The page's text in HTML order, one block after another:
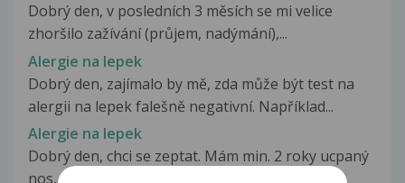
Dobrý den, v posledních 3 měsích se mi velice
zhoršilo zažívání (průjem, nadýmání),...
Alergie na lepek
Dobrý den, zajímalo by mě, zda může být test na
alergii na lepek falešně negativní. Například...
Alergie na lepek
Dobrý den, chci se zeptat. Mám min. 2 roky ucpaný
nos, musim si pořád splichat...